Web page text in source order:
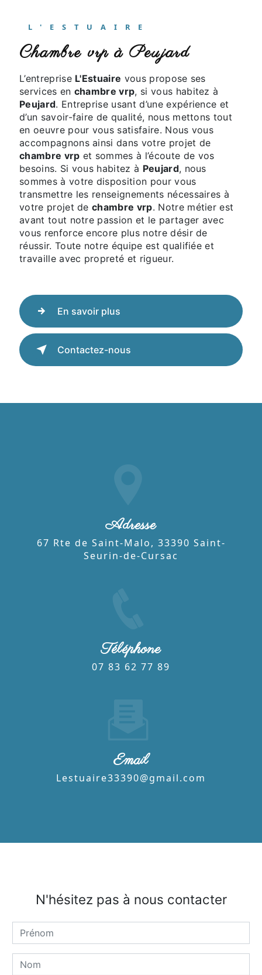
L'ESTUAIRE
chambre vrp à Peujard
L’entreprise L'Estuaire vous propose ses
services en chambre vrp, si vous habitez à
Peujard. Entreprise usant d’une expérience et
d’un savoir-faire de qualité, nous mettons tout
en oeuvre pour vous satisfaire. Nous vous
accompagnons ainsi dans votre projet de
chambre vrp et sommes à l’écoute de vos
besoins. Si vous habitez à Peujard, nous
sommes à votre disposition pour vous
transmettre les renseignements nécessaires à
votre projet dechambre vrp. Notre métier est
avant tout notre passion et le partager avec
vous renforce encore plus notre désir de
réussir. Toute notre équipe est qualifiée et
travaille avec propreté et rigueur.
En savoir plus
Contactez-nous
Adresse
67 Rte de Saint-Malo, 33390 Saint-
Seurin-de-Cursac
Téléphone
07 83 62 77 89
Email
lestuaire33390@gmail.com
N'hésitez pas à nous contacter